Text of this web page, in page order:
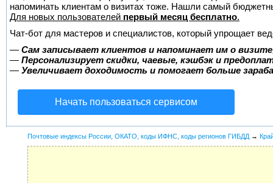
напоминать клиентам о визитах тоже. Нашли самый
Для новых пользователей первый месяц бесплатно.
Чат-бот для мастеров и специалистов, который упрощает
— Сам записывает клиентов и напоминает им о
— Персонализирует скидки, чаевые, кэшбэк и
— Увеличивает доходимость и помогает больше
Начать пользоваться сервисом
Почтовые индексы России, ОКАТО, коды ИФНС, коды регионов ГИБДД →